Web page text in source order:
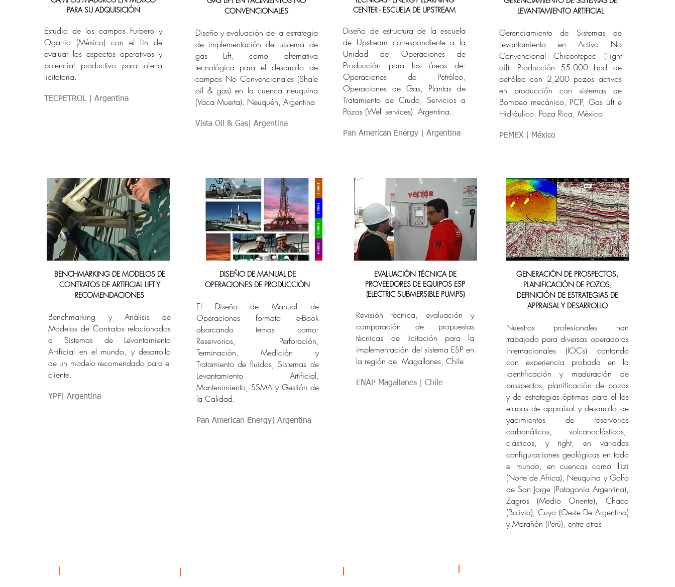
PARA SU ADQUISICIÓN
Estudio de los campos Furbero y
Ogarrio (México) con el fin de
evaluar los aspectos operativos y
potencial productivo para oferta
licitatoria.
TECPETROL | Argentina
CONVENCIONALES
Diseño y evaluación de la estrategia
de implementación del sistema de
gas Lift, como alternativa
tecnológica para el desarrollo de
campos No Convencionales (Shale
oil & gas) en la cuenca neuquina
(Vaca Muerta). Neuquén, Argentina
Vista Oil & Gas| Argentina
CENTER - ESCUELA DE UPSTREAM
Diseño de estructura de la escuela
de Upstream correspondiente a la
Unidad de Operaciones de
Producción para las áreas de:
Operaciones de Petróleo,
Operaciones de Gas, Plantas de
Tratamiento de Crudo, Servicios a
Pozos (Well services). Argentina.​
Pan American Energy | Argentina
LEVANTAMIENTO ARTIFICIAL
Gerenciamiento de Sistemas de
Levantamiento en Activo No
Convencional Chicontepec (Tight
oil). Producción 55.000 bpd de
petróleo con 2,200 pozos activos
en producción con sistemas de
Bombeo mecánico, PCP, Gas Lift e
Hidráulico. Poza Rica, México
PEMEX | México
BENCHMARKING DE MODELOS DE
CONTRATOS DE ARTIFICIAL LIFT Y
RECOMENDACIONES
Benchmarking y Análisis de
Modelos de Contratos relacionados
a Sistemas de Levantamiento
Artificial en el mundo, y desarrollo
de un modelo recomendado para el
cliente.
YPF| Argentina
DISEÑO DE MANUAL DE
OPERACIONES DE PRODUCCIÓN
El Diseño de Manual de
Operaciones formato e-Book
abarcando temas como:
Reservorios, Perforación,
Terminación, Medición y
Tratamiento de fluidos, Sistemas de
Levantamiento Artificial,
Mantenimiento, SSMA y Gestión de
la Calidad.
Pan American Energy| Argentina
EVALUACIÓN TÉCNICA DE
PROVEEDORES DE EQUIPOS ESP
(ELECTRIC SUBMERSIBLE PUMPS)
Revisión técnica, evaluación y
comparación de propuestas
técnicas de licitación para la
implementación del sistema ESP en
la región de Magallanes, Chile
ENAP Magallanes | Chile
GENERACIÓN DE PROSPECTOS,
PLANIFICACIÓN DE POZOS,
DEFINICIÓN DE ESTRATEGIAS DE
APPRAISAL Y DESARROLLO
Nuestros profesionales han
trabajado para diversas operadoras
internacionales (IOCs) contando
con experiencia probada en la
identificación y maduración de
prospectos, planificación de pozos
y de estrategias óptimas para el las
etapas de appraisal y desarrollo de
yacimientos de reservorios
carbonáticos, volcanoclásticos,
clásticos, y tight, en variadas
configuraciones geológicas en todo
el mundo, en cuencas como Illizi
(Norte de Africa), Neuquina y Golfo
de San Jorge (Patagonia Argentina),
Zagros (Medio Oriente), Chaco
(Bolivia), Cuyo (Oeste De Argentina)
y Marañón (Perú), entre otras